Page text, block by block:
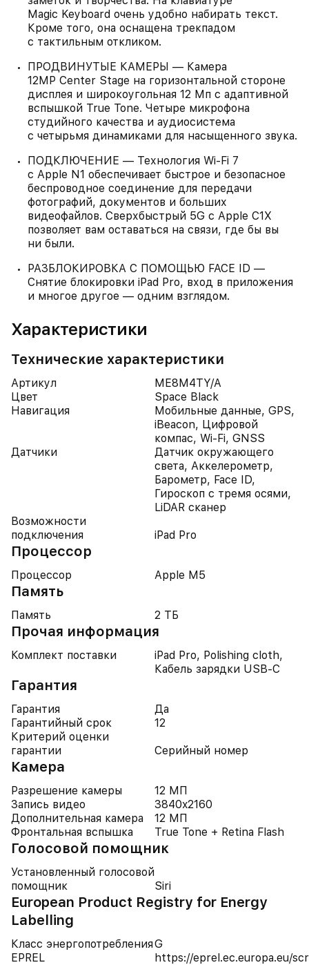
Magic Keyboard очень удобно набирать текст.
Кроме того, она оснащена трекпадом
с тактильным откликом.
ПРОДВИНУТЫЕ КАМЕРЫ — Камера
12MP Center Stage на горизонтальной стороне
дисплея и широкоугольная 12 Мп с адаптивной
вспышкой True Tone. Четыре микрофона
студийного качества и аудиосистема
с четырьмя динамиками для насыщенного звука.
ПОДКЛЮЧЕНИЕ — Технология Wi‑Fi 7
с Apple N1 обеспечивает быстрое и безопасное
беспроводное соединение для передачи
фотографий, документов и больших
видеофайлов. Сверхбыстрый 5G с Apple C1X
позволяет вам оставаться на связи, где бы вы
ни были.
РАЗБЛОКИРОВКА С ПОМОЩЬЮ FACE ID —
Снятие блокировки iPad Pro, вход в приложения
и многое другое — одним взглядом.
Характеристики
Технические характеристики
Артикул
ME8M4TY/A
Цвет
Space Black
Навигация
Мобильные данные, GPS,
iBeacon, Цифровой
компас, Wi-Fi, GNSS
Датчики
Датчик окружающего
света, Аккелерометр,
Барометр, Face ID,
Гироскоп с тремя осями,
LiDAR сканер
Возможности
подключения
iPad Pro
Процессор
Процессор Apple M5
Память
Память 2 ТБ
Прочая информация
Комплект поставки
iPad Pro, Polishing cloth,
Кабель зарядки USB-C
Гарантия
Гарантия
Да
Гарантийный срок
12
Критерий оценки
гарантии
Серийный номер
Камера
Разрешение камеры
12 МП
Запись видео
3840x2160
Дополнительная камера
12 МП
Фронтальная вспышка
True Tone + Retina Flash
Голосовой помощник
Установленный голосовой
помощник
Siri
European Product Registry for Energy
Labelling
Класс энергопотребленияG
EPREL
https://eprel.ec.europa.eu/